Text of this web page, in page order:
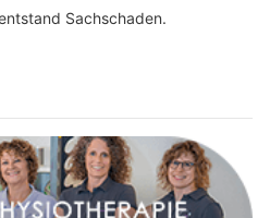
Sachschaden.